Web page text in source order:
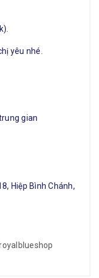
yêu nhé.
gian
Hiệp Bình Chánh,